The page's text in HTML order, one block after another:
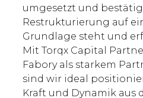
umgesetzt und
Restrukturierung auf
Grundlage steht und
Mit Torqx Capital
Fabory als starkem
sind wir ideal
Kraft und Dynamik aus